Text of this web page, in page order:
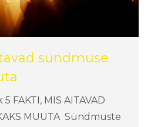
sündmuse
FAKTI, MIS AITAVAD
MUUTA Sündmuste